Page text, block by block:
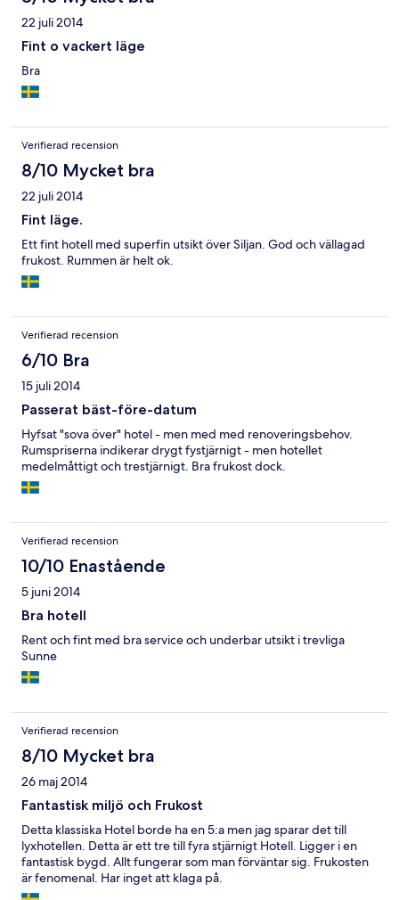
22 juli 2014
Fint o vackert läge
Bra
Verifierad recension
8/10 Mycket bra
22 juli 2014
Fint läge.
Ett fint hotell med superfin utsikt över Siljan. God och vällagad
frukost. Rummen är helt ok.
Verifierad recension
6/10 Bra
15 juli 2014
Passerat bäst-före-datum
Hyfsat "sova över" hotel - men med med renoveringsbehov.
Rumspriserna indikerar drygt fystjärnigt - men hotellet
medelmåttigt och trestjärnigt. Bra frukost dock.
Verifierad recension
10/10 Enastående
5 juni 2014
Bra hotell
Rent och fint med bra service och underbar utsikt i trevliga
Sunne
Verifierad recension
8/10 Mycket bra
26 maj 2014
Fantastisk miljö och Frukost
Detta klassiska Hotel borde ha en 5:a men jag sparar det till
lyxhotellen. Detta är ett tre till fyra stjärnigt Hotell. Ligger i en
fantastisk bygd. Allt fungerar som man förväntar sig. Frukosten
är fenomenal. Har inget att klaga på.